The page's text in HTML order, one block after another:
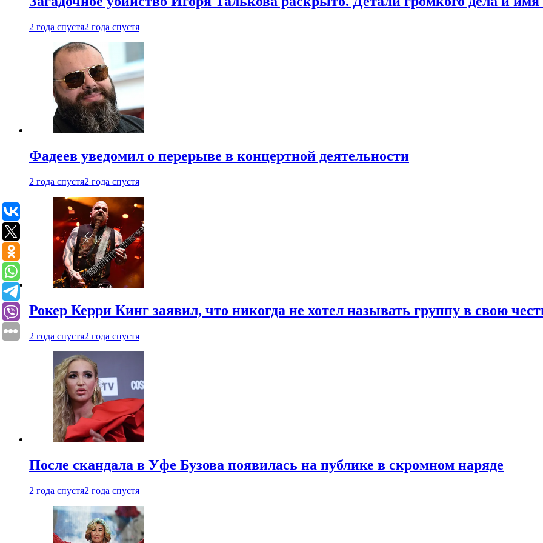
2 года спустя2 года спустя
Фадеев уведомил о перерыве в концертной деятельности
2 года спустя2 года спустя
Рокер Керри Кинг заявил, что никогда не хотел называть группу в свою
2 года спустя2 года спустя
После скандала в Уфе Бузова появилась на публике в скромном наряде
2 года спустя2 года спустя